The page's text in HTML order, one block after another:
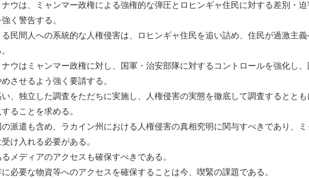
ウは、ミャンマー政権による強権的な弾圧とロヒンギャ住民に対する差別・
く警告する。
民間人への系統的な人権侵害は、ロヒンギャ住民を追い詰め、住民が過激主
ウはミャンマー政権に対し、国軍・治安部隊に対するコントロールを強化し
させるよう強く要請する。
、独立した調査をただちに実施し、人権侵害の実態を徹底して調査するとと
ることを求める。
派遣も含め、ラカイン州における人権侵害の真相究明に関与すべきであり、
け入れる必要がある。
メディアのアクセスも確保すべきである。
必要な物資等へのアクセスを確保することは今、喫緊の課題である。